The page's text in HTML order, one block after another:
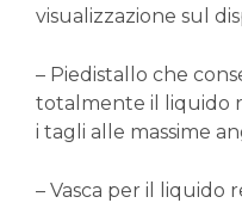
visualizzazione sul
– Piedistallo che
totalmente il liquido
i tagli alle massime
– Vasca per il liquido